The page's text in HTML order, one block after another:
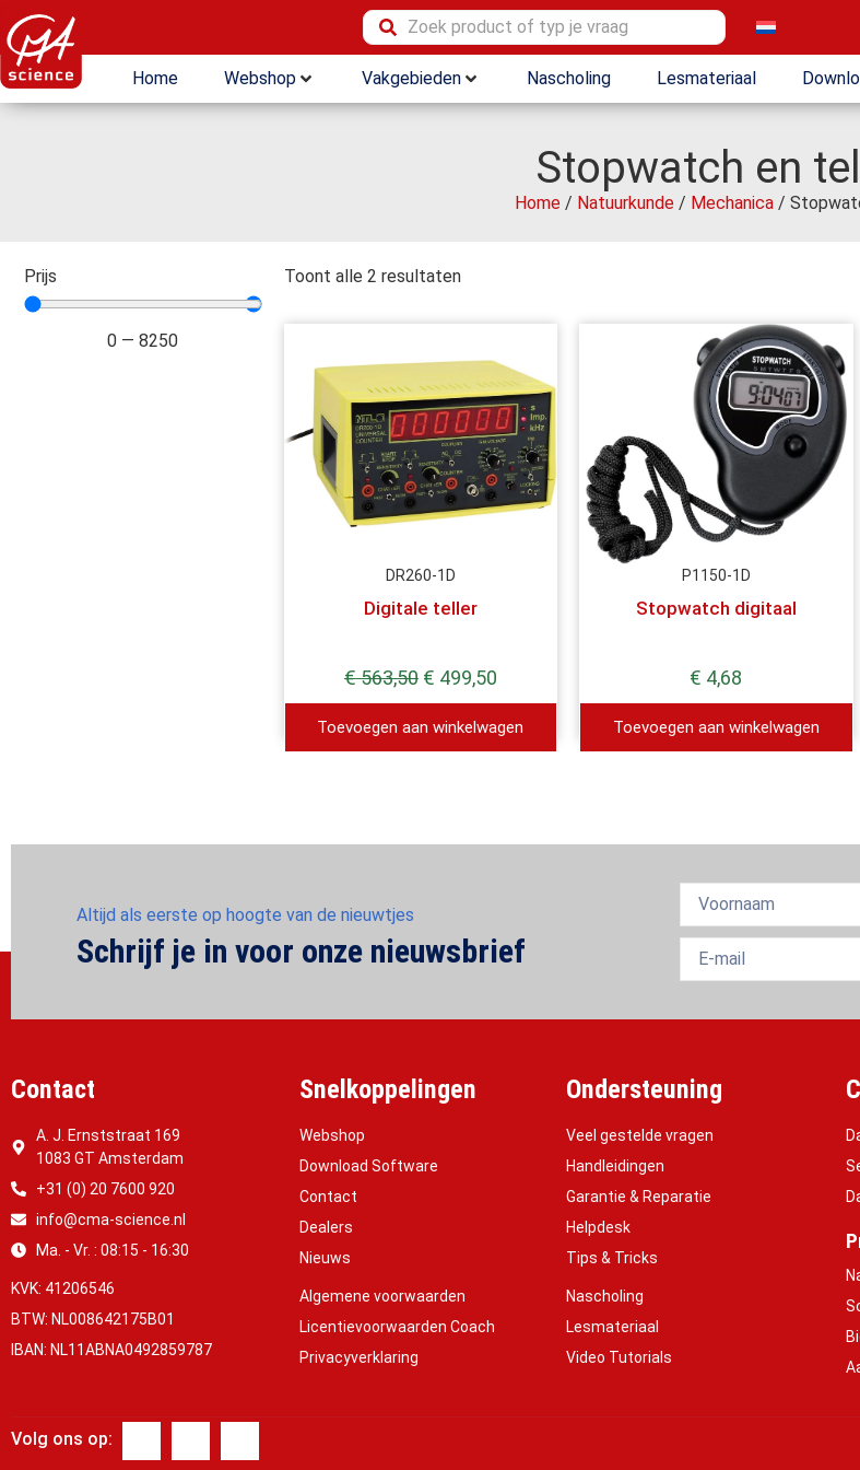
Home Webshop Vakgebieden Nascholing Lesmateriaal
Stopwatch en
Home / Natuurkunde / Mechanica /
Prijs
0 —8250
Toont alle 2 resultaten
DR260-1D
Digitale teller
€563,50 € 499,50
Toevoegen aan winkelwagen
P1150-1D
Stopwatch digitaal
€ 4,68
Toevoegen aan winkelwagen
Altijd als eerste op hoogte van de nieuwtjes
Schrijf je in voor onze nieuwsbrief
Contact
A. J. Ernststraat 169
1083 GT Amsterdam
+31 (0) 20 7600 920
info@cma-science.nl
Ma. - Vr. : 08:15 - 16:30
KVK: 41206546
BTW: NL008642175B01
IBAN: NL11ABNA0492859787
Snelkoppelingen
Webshop
Download Software
Contact
Dealers
Nieuws
Algemene voorwaarden
Licentievoorwaarden Coach
Privacyverklaring
Ondersteuning
Veel gestelde vragen
Handleidingen
Garantie & Reparatie
Helpdesk
Tips & Tricks
Nascholing
Lesmateriaal
Video Tutorials
Volg ons op: